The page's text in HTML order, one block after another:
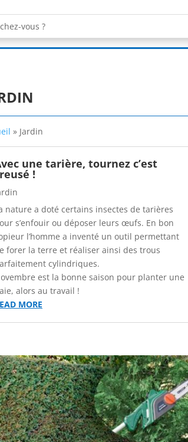
» Jardin
une tarière, tournez c’est
!
nature a doté certains insectes de tarières
s’enfouir ou déposer leurs œufs. En bon
l’homme a inventé un outil permettant
forer la terre et réaliser ainsi des trous
cylindriques.
est la bonne saison pour planter une
alors au travail !
MORE